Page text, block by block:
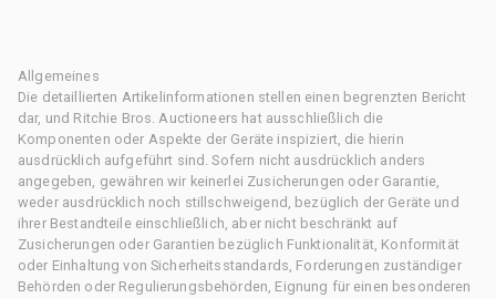
Allgemeines
Die detaillierten Artikelinformationen stellen einen begrenzten Bericht
dar, und Ritchie Bros. Auctioneers hat ausschließlich die
Komponenten oder Aspekte der Geräte inspiziert, die hierin
ausdrücklich aufgeführt sind. Sofern nicht ausdrücklich anders
angegeben, gewähren wir keinerlei Zusicherungen oder Garantie,
weder ausdrücklich noch stillschweigend, bezüglich der Geräte und
ihrer Bestandteile einschließlich, aber nicht beschränkt auf
Zusicherungen oder Garantien bezüglich Funktionalität, Konformität
oder Einhaltung von Sicherheitsstandards, Forderungen zuständiger
Behörden oder Regulierungsbehörden, Eignung für einen besonderen